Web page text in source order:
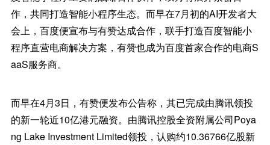
作，共同打造智能小程序生态。而早在7月初的AI开发者大
会上，百度便宣布与有赞达成合作，联手打造百度智能小
程序直营电商解决方案，有赞也成为百度首家合作的电商S
aaS服务商。
而早在4月3日，有赞便发布公告称，其已完成由腾讯领投
的新一轮近10亿港元融资。由腾讯控股全资附属公司Poya
ng Lake Investment Limited领投，认购约10.36766亿股新